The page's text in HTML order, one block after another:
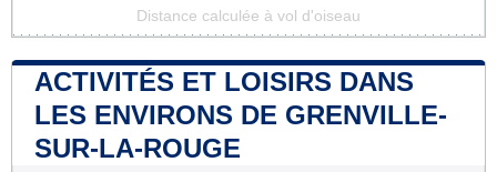
Distance calculée à vol d'oiseau
ACTIVITÉS ET LOISIRS DANS
LES ENVIRONS DE GRENVILLE-
SUR-LA-ROUGE